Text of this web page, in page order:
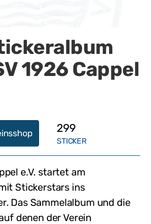
1926 Cappel
299
STICKER
e.V. startet am
Stickerstars ins
Das Sammelalbum und die
denen der Verein